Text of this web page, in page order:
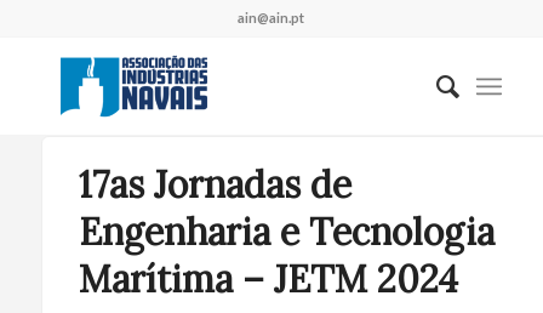
ain@ain.pt
17as Jornadas de
Engenharia e Tecnologia
Marítima – JETM 2024